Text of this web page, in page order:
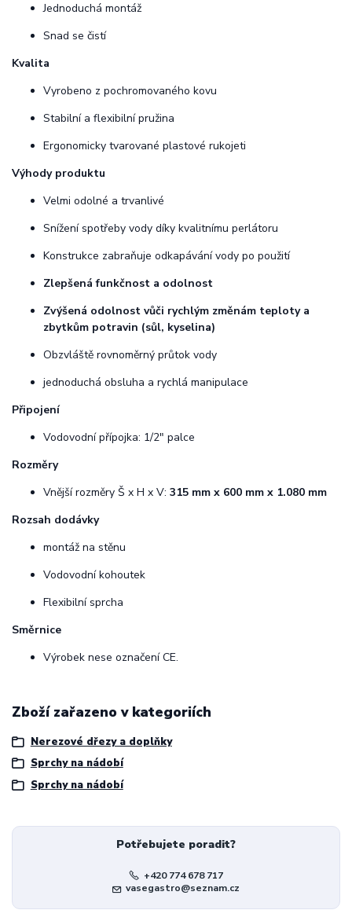
Jednoduchá montáž
Snad se čistí
Kvalita
Vyrobeno z pochromovaného kovu
Stabilní a flexibilní pružina
Ergonomicky tvarované plastové rukojeti
Výhody produktu
Velmi odolné a trvanlivé
Snížení spotřeby vody díky kvalitnímu perlátoru
Konstrukce zabraňuje odkapávání vody po použití
Zlepšená funkčnost a odolnost
Zvýšená odolnost vůči rychlým změnám teploty a
zbytkům potravin (sůl, kyselina)
Obzvláště rovnoměrný průtok vody
jednoduchá obsluha a rychlá manipulace
Připojení
Vodovodní přípojka: 1/2" palce
Rozměry
Vnější rozměry Š x H x V: 315 mm x 600 mm x 1.080 mm
Rozsah dodávky
montáž na stěnu
Vodovodní kohoutek
Flexibilní sprcha
Směrnice
Výrobek nese označení CE.
Zboží zařazeno v kategoriích
Nerezové dřezy a doplňky
Sprchy na nádobí
Sprchy na nádobí
Potřebujete poradit?
+420 774 678 717
vasegastro@seznam.cz